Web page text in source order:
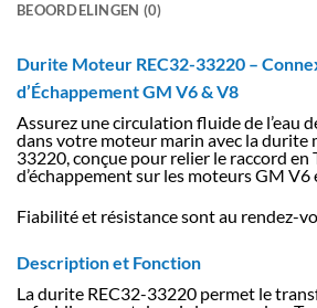
BEOORDELINGEN (0)
Durite Moteur REC32-33220 –
d’Échappement GM V6 & V8
Assurez une circulation fluide de l’eau
dans votre moteur marin avec la durite
33220, conçue pour relier le raccord en
d’échappement sur les moteurs GM V6
Fiabilité et résistance sont au rendez-
Description et Fonction
La durite REC32-33220 permet le